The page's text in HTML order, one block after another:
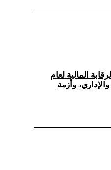
المالية لعام
وأزمة